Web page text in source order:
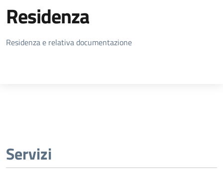
Residenza
Dettagli della notizia
Residenza e relativa documentazione
Servizi